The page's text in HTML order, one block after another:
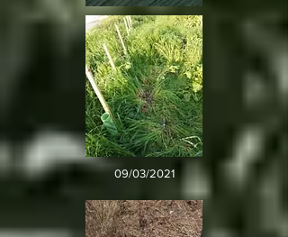
09/03/2021